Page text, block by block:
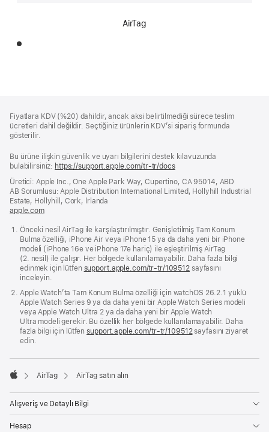
AirTag
Bilgi
Fiyatlara KDV (%20) dahildir, ancak aksi belirtilmediği sürece teslim
ücretleri dahil değildir. Seçtiğiniz ürünlerin KDV’si sipariş formunda
gösterilir.
Bu ürüne ilişkin güvenlik ve uyarı bilgilerini destek kılavuzunda
bulabilirsiniz: https://support.apple.com/tr-tr/docs(yeni
pencerede
açılır)
Üretici: Apple Inc., One Apple Park Way, Cupertino, CA 95014, ABD
AB Sorumlusu: Apple Distribution International Limited, Hollyhill Industrial
Estate, Hollyhill, Cork, İrlanda
apple.com(yeni
pencerede
açılır)
Önceki nesil AirTag ile karşılaştırılmıştır. Genişletilmiş Tam Konum
Bulma özelliği, iPhone Air veya iPhone 15 ya da daha yeni bir iPhone
modeli (iPhone 16e ve iPhone 17e hariç) ile eşleştirilmiş AirTag
(2. nesil) ile çalışır. Her bölgede kullanılamayabilir. Daha fazla bilgi
edinmek için lütfen support.apple.com/tr-tr/109512 sayfasını
inceleyin.
Apple Watch’ta Tam Konum Bulma özelliği için watchOS 26.2.1 yüklü
Apple Watch Series 9 ya da daha yeni bir Apple Watch Series modeli
veya Apple Watch Ultra 2 ya da daha yeni bir Apple Watch
Ultra modeli gerekir. Bu özellik her bölgede kullanılamayabilir. Daha
fazla bilgi için lütfensupport.apple.com/tr-tr/109512sayfasını ziyaret
edin.
AirTag AirTag satın alın
Alışveriş ve Detaylı Bilgi
Hesap